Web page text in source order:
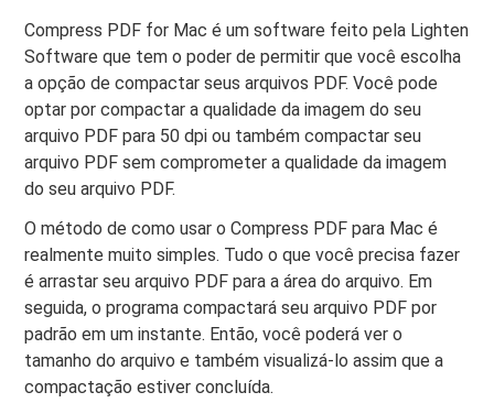
Compress PDF for Mac é um software feito pela Lighten
Software que tem o poder de permitir que você escolha
a opção de compactar seus arquivos PDF. Você pode
optar por compactar a qualidade da imagem do seu
arquivo PDF para 50 dpi ou também compactar seu
arquivo PDF sem comprometer a qualidade da imagem
do seu arquivo PDF.
O método de como usar o Compress PDF para Mac é
realmente muito simples. Tudo o que você precisa fazer
é arrastar seu arquivo PDF para a área do arquivo. Em
seguida, o programa compactará seu arquivo PDF por
padrão em um instante. Então, você poderá ver o
tamanho do arquivo e também visualizá-lo assim que a
compactação estiver concluída.